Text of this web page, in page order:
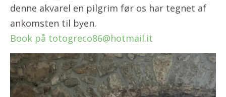
denne akvarel en pilgrim før os har tegnet af
ankomsten til byen.
Book på totogreco86@hotmail.it